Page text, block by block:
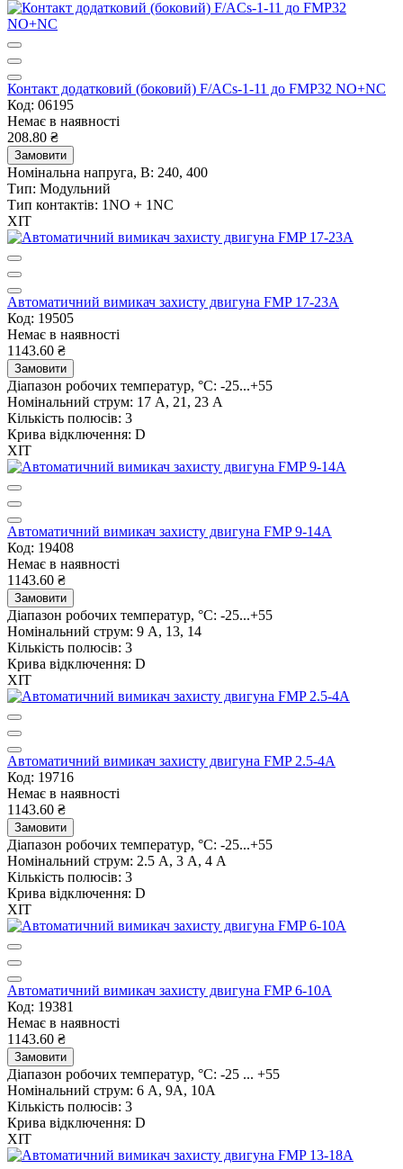
Контакт додатковий (боковий) F/ACs-1-11 до FMP32 NO+NC
Код: 06195
Немає в наявності
208.80 ₴
Замовити
Номінальна напруга, В: 240, 400
Тип: Модульний
Тип контактів: 1NO + 1NC
ХІТ
Автоматичний вимикач захисту двигуна FMP 17-23A
Код: 19505
Немає в наявності
1143.60 ₴
Замовити
Діапазон робочих температур, °C: -25...+55
Номінальний струм: 17 А, 21, 23 А
Кількість полюсів: 3
Крива відключення: D
ХІТ
Автоматичний вимикач захисту двигуна FMP 9-14A
Код: 19408
Немає в наявності
1143.60 ₴
Замовити
Діапазон робочих температур, °C: -25...+55
Номінальний струм: 9 А, 13, 14
Кількість полюсів: 3
Крива відключення: D
ХІТ
Автоматичний вимикач захисту двигуна FMP 2.5-4A
Код: 19716
Немає в наявності
1143.60 ₴
Замовити
Діапазон робочих температур, °C: -25...+55
Номінальний струм: 2.5 А, 3 А, 4 А
Кількість полюсів: 3
Крива відключення: D
ХІТ
Автоматичний вимикач захисту двигуна FMP 6-10A
Код: 19381
Немає в наявності
1143.60 ₴
Замовити
Діапазон робочих температур, °C: -25 ... +55
Номінальний струм: 6 А, 9А, 10А
Кількість полюсів: 3
Крива відключення: D
ХІТ